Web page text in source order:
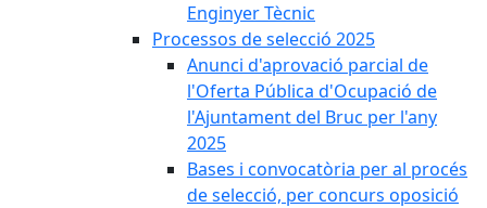
Enginyer Tècnic
Processos de selecció 2025
Anunci d'aprovació parcial de
l'Oferta Pública d'Ocupació de
l'Ajuntament del Bruc per l'any
2025
Bases i convocatòria per al procés
de selecció, per concurs oposició